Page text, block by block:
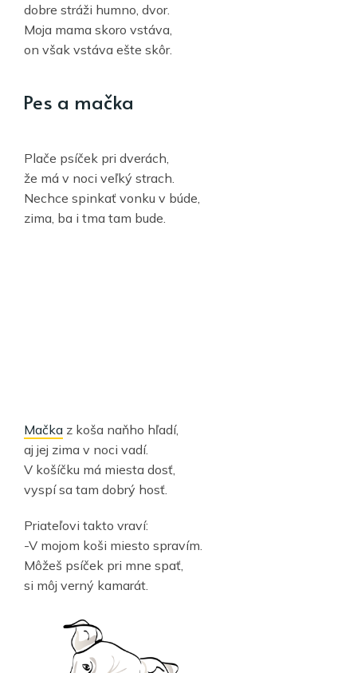
dobre stráži humno, dvor.
Moja mama skoro vstáva,
on však vstáva ešte skôr.
Pes a mačka
Plače psíček pri dverách,
že má v noci veľký strach.
Nechce spinkať vonku v búde,
zima, ba i tma tam bude.
Mačka z koša naňho hľadí,
aj jej zima v noci vadí.
V košíčku má miesta dosť,
vyspí sa tam dobrý hosť.
Priateľovi takto vraví:
-V mojom koši miesto spravím.
Môžeš psíček pri mne spať,
si môj verný kamarát.